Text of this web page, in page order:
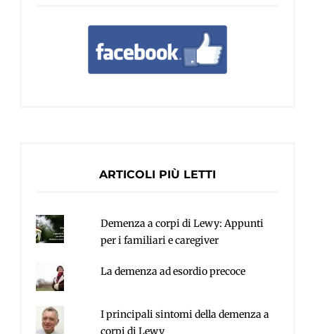
ARTICOLI PIÙ LETTI
Demenza a corpi di Lewy: Appunti
per i familiari e caregiver
La demenza ad esordio precoce
I principali sintomi della demenza a
corpi di Lewy